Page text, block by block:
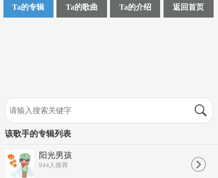
Ta的专辑 Ta的歌曲 Ta的介绍 返回首页
该歌手的专辑列表
阳光男孩
944人推荐